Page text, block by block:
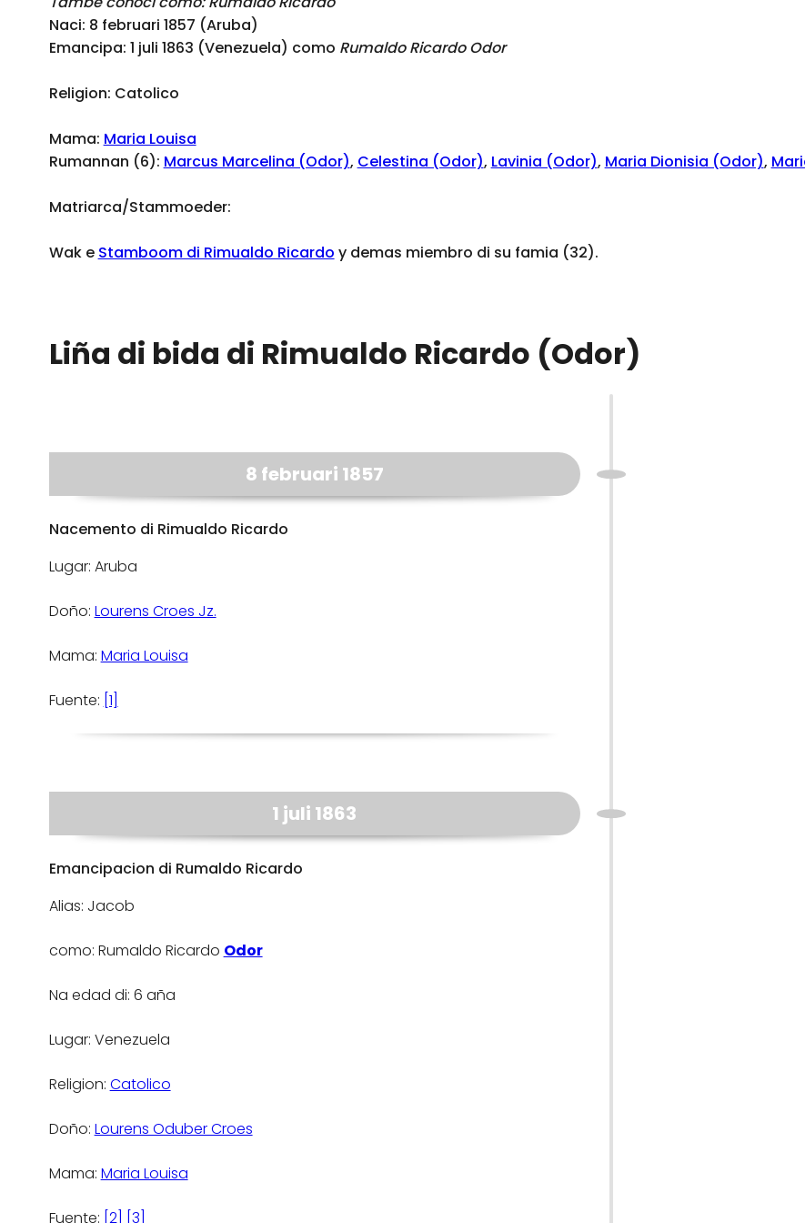
Naci: 8 februari 1857 (Aruba)
Emancipa: 1 juli 1863 (Venezuela) como Rumaldo Ricardo Odor
Religion: Catolico
Mama: Maria Louisa
Rumannan (6): Marcus Marcelina (Odor), Celestina (Odor), Lavinia (Odor), Maria Dionisia (Odor),
Matriarca/Stammoeder:
Wak e Stamboom di Rimualdo Ricardo y demas miembro di su famia (32).
Liña di bida di Rimualdo Ricardo (Odor)
8 februari 1857
Nacemento di Rimualdo Ricardo
Lugar: Aruba
Doño: Lourens Croes Jz.
Mama: Maria Louisa
Fuente: [1]
1 juli 1863
Emancipacion di Rumaldo Ricardo
Alias: Jacob
como: Rumaldo Ricardo Odor
Na edad di: 6 aña
Lugar: Venezuela
Religion: Catolico
Doño: Lourens Oduber Croes
Mama: Maria Louisa
Fuente: [2] [3]